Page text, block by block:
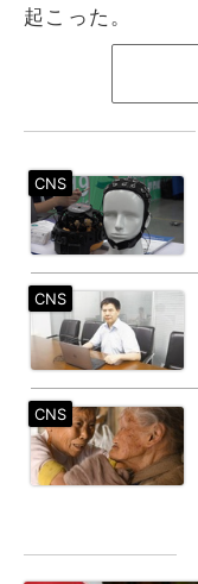
起こった。